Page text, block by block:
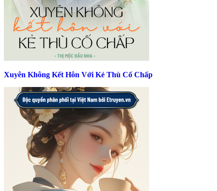
Xuyên Không Kết Hôn Với Kẻ Thù Cố Chấp